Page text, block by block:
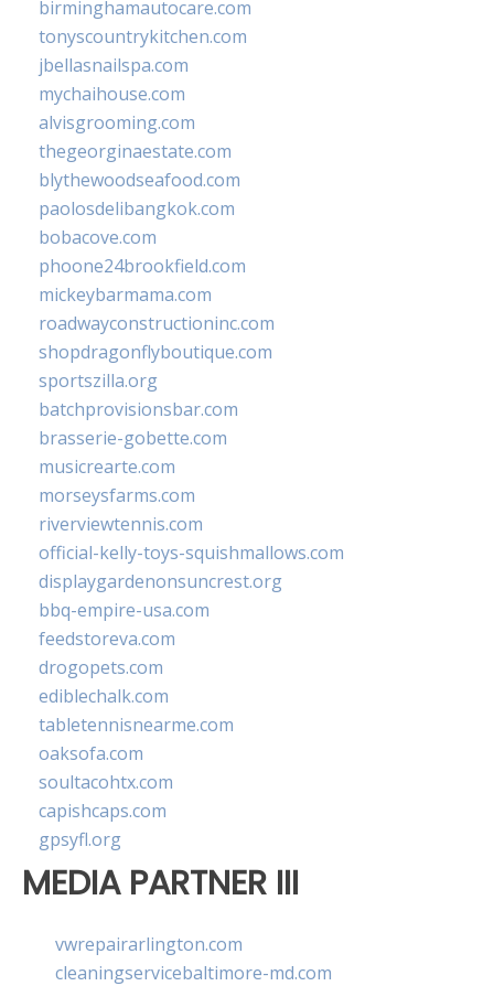
birminghamautocare.com
tonyscountrykitchen.com
jbellasnailspa.com
mychaihouse.com
alvisgrooming.com
thegeorginaestate.com
blythewoodseafood.com
paolosdelibangkok.com
bobacove.com
phoone24brookfield.com
mickeybarmama.com
roadwayconstructioninc.com
shopdragonflyboutique.com
sportszilla.org
batchprovisionsbar.com
brasserie-gobette.com
musicrearte.com
morseysfarms.com
riverviewtennis.com
official-kelly-toys-squishmallows.com
displaygardenonsuncrest.org
bbq-empire-usa.com
feedstoreva.com
drogopets.com
ediblechalk.com
tabletennisnearme.com
oaksofa.com
soultacohtx.com
capishcaps.com
gpsyfl.org
MEDIA PARTNER III
vwrepairarlington.com
cleaningservicebaltimore-md.com